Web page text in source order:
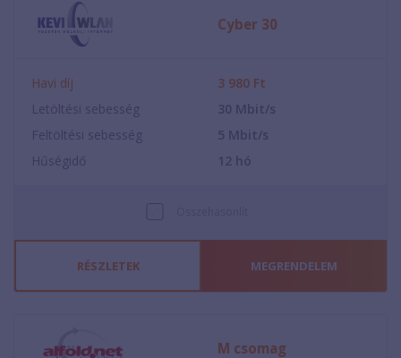
Cyber 30
Havi díj 3 980 Ft
Letöltési sebesség
30 Mbit/s
Feltöltési sebesség
5 Mbit/s
Hűségidő
12 hó
RÉSZLETEK MEGRENDELEM
M csomag